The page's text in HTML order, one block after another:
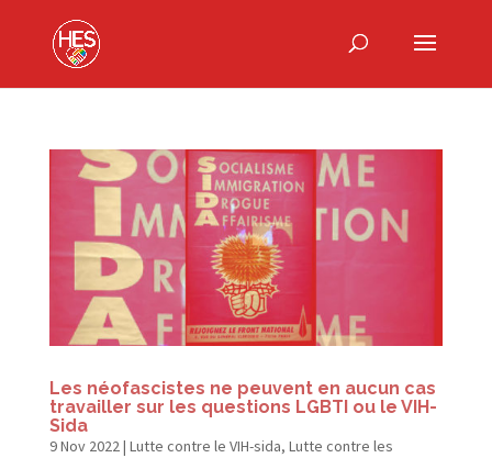
Les néofascistes ne peuvent en aucun cas
travailler sur les questions LGBTI ou le VIH-
Sida
9 Nov 2022| Lutte contre le VIH-sida, Lutte contre les